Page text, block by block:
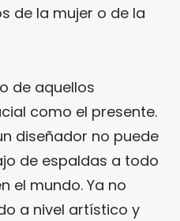
de la mujer o de la
de aquellos
como el presente.
diseñador no puede
de espaldas a todo
el mundo. Ya no
a nivel artístico y